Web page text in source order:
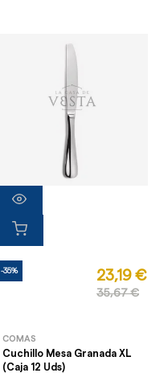
-35% 23,19 €
35,67 €
COMAS
Cuchillo Mesa Granada XL
(Caja 12 Uds)